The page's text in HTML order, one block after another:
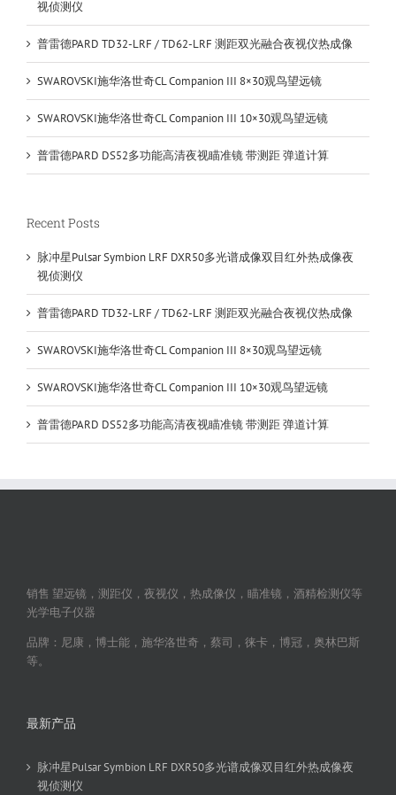
视侦测仪
普雷德PARD TD32-LRF / TD62-LRF 测距双光融合夜视仪热成像
SWAROVSKI施华洛世奇CL Companion III 8×30观鸟望远镜
SWAROVSKI施华洛世奇CL Companion III 10×30观鸟望远镜
普雷德PARD DS52多功能高清夜视瞄准镜 带测距 弹道计算
Recent Posts
脉冲星Pulsar Symbion LRF DXR50多光谱成像双目红外热成像夜
视侦测仪
普雷德PARD TD32-LRF / TD62-LRF 测距双光融合夜视仪热成像
SWAROVSKI施华洛世奇CL Companion III 8×30观鸟望远镜
SWAROVSKI施华洛世奇CL Companion III 10×30观鸟望远镜
普雷德PARD DS52多功能高清夜视瞄准镜 带测距 弹道计算
销售 望远镜，测距仪，夜视仪，热成像仪，瞄准镜，酒精检测仪等
光学电子仪器
品牌：尼康，博士能，施华洛世奇，蔡司，徕卡，博冠，奥林巴斯
等。
最新产品
脉冲星Pulsar Symbion LRF DXR50多光谱成像双目红外热成像夜
视侦测仪